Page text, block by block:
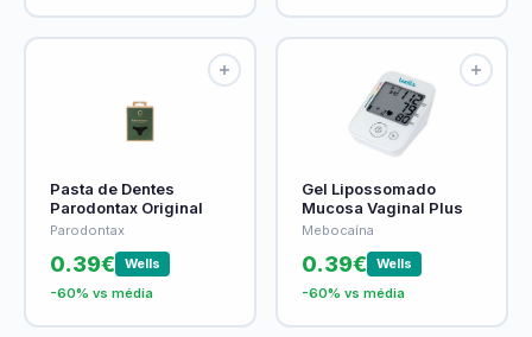
Pasta de Dentes
Parodontax Original
Parodontax
0.39€
Wells
-60% vs média
Gel Lipossomado
Mucosa Vaginal Plus
Mebocaína
0.39€
Wells
-60% vs média